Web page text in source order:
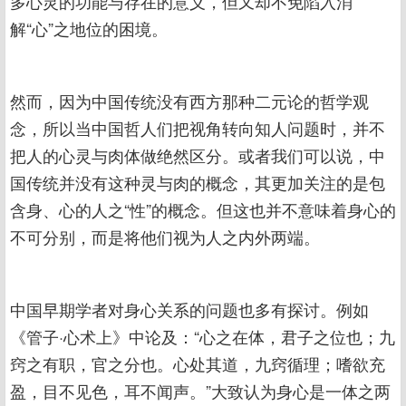
解“心”之地位的困境。
然而，因为中国传统没有西方那种二元论的哲学观
念，所以当中国哲人们把视角转向知人问题时，并不
把人的心灵与肉体做绝然区分。或者我们可以说，中
国传统并没有这种灵与肉的概念，其更加关注的是包
含身、心的人之“性”的概念。但这也并不意味着身心的
不可分别，而是将他们视为人之内外两端。
中国早期学者对身心关系的问题也多有探讨。例如
《管子·心术上》中论及：“心之在体，君子之位也；九
窍之有职，官之分也。心处其道，九窍循理；嗜欲充
盈，目不见色，耳不闻声。”大致认为身心是一体之两